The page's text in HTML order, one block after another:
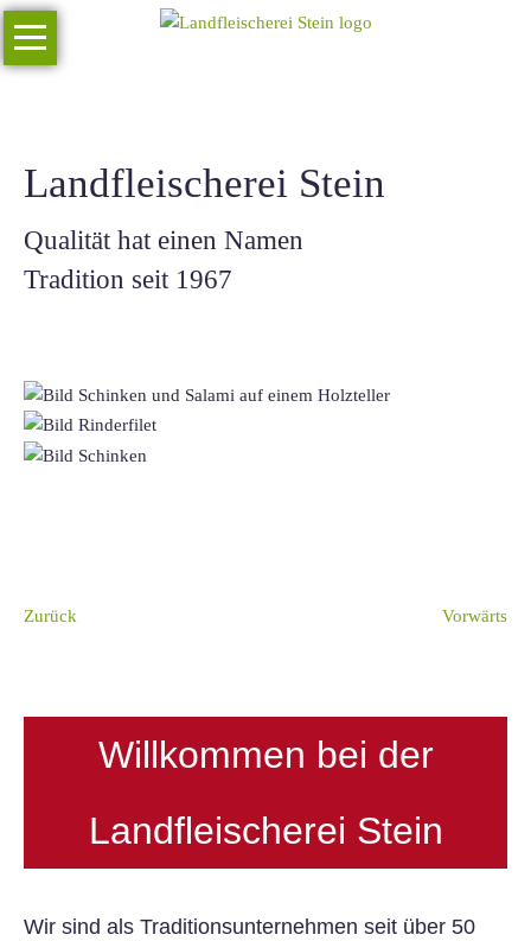
Navigation
überspringen
Home
Sortiment
Standorte
Landfleischerei Stein
Qualität hat einen Namen
Tradition seit 1967
Zurück Vorwärts
Willkommen bei der
Landfleischerei Stein
Wir sind als Traditionsunternehmen seit über 50